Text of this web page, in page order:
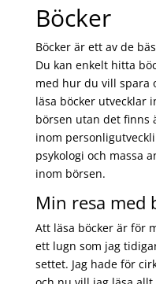
Böcker
Böcker är ett av de
Du kan enkelt hitta
med hur du vill spara
läsa böcker utvecklar
börsen utan det finns
inom
psykologi och massa
inom börsen.
Min resa med
Att läsa böcker är för
ett lugn som jag
settet. Jag hade för